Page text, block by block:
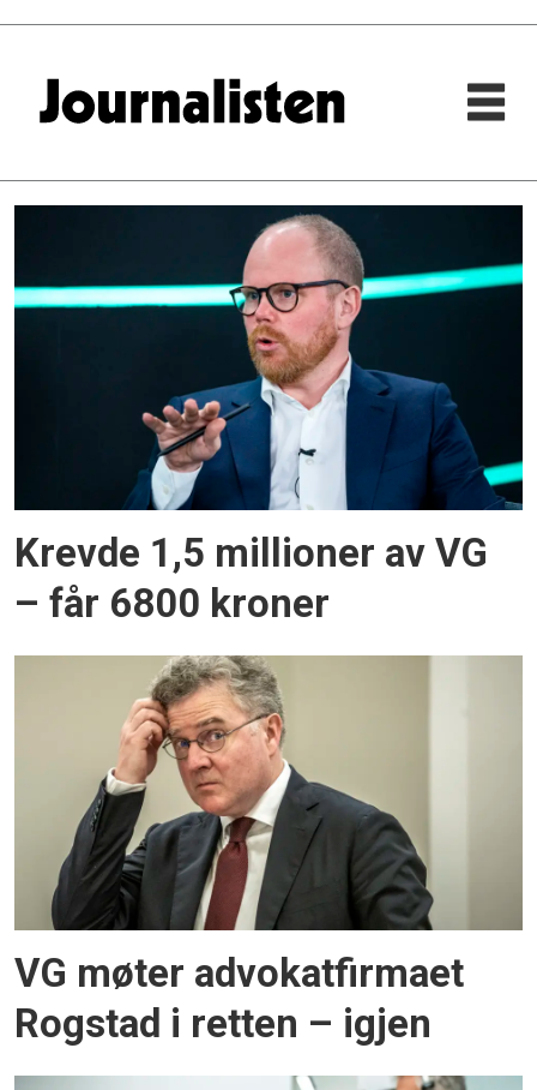
rogstad
Krevde 1,5 millioner av VG
– får 6800 kroner
VG møter advokatfirmaet
Rogstad i retten – igjen